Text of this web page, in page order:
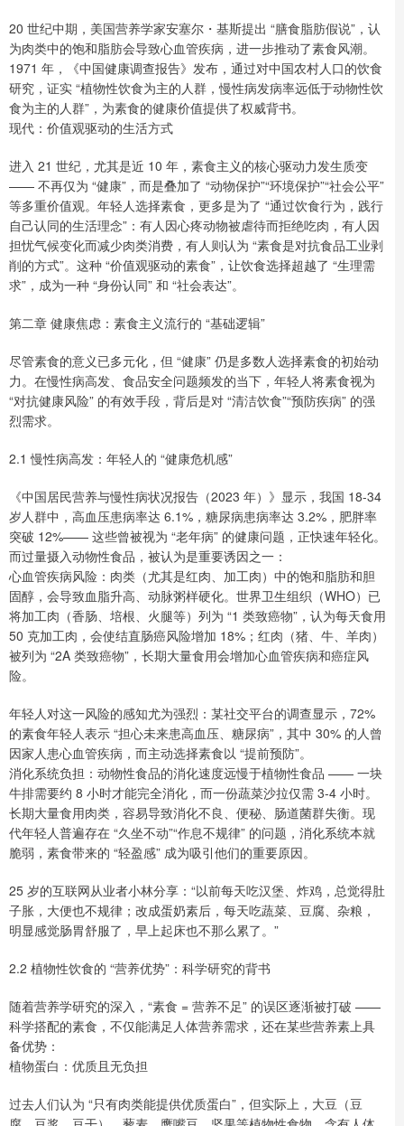
20 世纪中期，美国营养学家安塞尔・基斯提出 “膳食脂肪假说”，认
为肉类中的饱和脂肪会导致心血管疾病，进一步推动了素食风潮。
1971 年，《中国健康调查报告》发布，通过对中国农村人口的饮食
研究，证实 “植物性饮食为主的人群，慢性病发病率远低于动物性饮
食为主的人群”，为素食的健康价值提供了权威背书。
现代：价值观驱动的生活方式
进入 21 世纪，尤其是近 10 年，素食主义的核心驱动力发生质变
—— 不再仅为 “健康”，而是叠加了 “动物保护”“环境保护”“社会公平”
等多重价值观。年轻人选择素食，更多是为了 “通过饮食行为，践行
自己认同的生活理念”：有人因心疼动物被虐待而拒绝吃肉，有人因
担忧气候变化而减少肉类消费，有人则认为 “素食是对抗食品工业剥
削的方式”。这种 “价值观驱动的素食”，让饮食选择超越了 “生理需
求”，成为一种 “身份认同” 和 “社会表达”。
第二章 健康焦虑：素食主义流行的 “基础逻辑”
尽管素食的意义已多元化，但 “健康” 仍是多数人选择素食的初始动
力。在慢性病高发、食品安全问题频发的当下，年轻人将素食视为
“对抗健康风险” 的有效手段，背后是对 “清洁饮食”“预防疾病” 的强
烈需求。
2.1 慢性病高发：年轻人的 “健康危机感”
《中国居民营养与慢性病状况报告（2023 年）》显示，我国 18-34
岁人群中，高血压患病率达 6.1%，糖尿病患病率达 3.2%，肥胖率
突破 12%—— 这些曾被视为 “老年病” 的健康问题，正快速年轻化。
而过量摄入动物性食品，被认为是重要诱因之一：
心血管疾病风险：肉类（尤其是红肉、加工肉）中的饱和脂肪和胆
固醇，会导致血脂升高、动脉粥样硬化。世界卫生组织（WHO）已
将加工肉（香肠、培根、火腿等）列为 “1 类致癌物”，认为每天食用
50 克加工肉，会使结直肠癌风险增加 18%；红肉（猪、牛、羊肉）
被列为 “2A 类致癌物”，长期大量食用会增加心血管疾病和癌症风
险。
年轻人对这一风险的感知尤为强烈：某社交平台的调查显示，72%
的素食年轻人表示 “担心未来患高血压、糖尿病”，其中 30% 的人曾
因家人患心血管疾病，而主动选择素食以 “提前预防”。
消化系统负担：动物性食品的消化速度远慢于植物性食品 —— 一块
牛排需要约 8 小时才能完全消化，而一份蔬菜沙拉仅需 3-4 小时。
长期大量食用肉类，容易导致消化不良、便秘、肠道菌群失衡。现
代年轻人普遍存在 “久坐不动”“作息不规律” 的问题，消化系统本就
脆弱，素食带来的 “轻盈感” 成为吸引他们的重要原因。
25 岁的互联网从业者小林分享：“以前每天吃汉堡、炸鸡，总觉得肚
子胀，大便也不规律；改成蛋奶素后，每天吃蔬菜、豆腐、杂粮，
明显感觉肠胃舒服了，早上起床也不那么累了。”
2.2 植物性饮食的 “营养优势”：科学研究的背书
随着营养学研究的深入，“素食 = 营养不足” 的误区逐渐被打破 ——
科学搭配的素食，不仅能满足人体营养需求，还在某些营养素上具
备优势：
植物蛋白：优质且无负担
过去人们认为 “只有肉类能提供优质蛋白”，但实际上，大豆（豆